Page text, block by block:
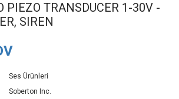
PIEZO TRANSDUCER 1-30V -
SIREN
Ses Ürünleri
Soberton Inc.